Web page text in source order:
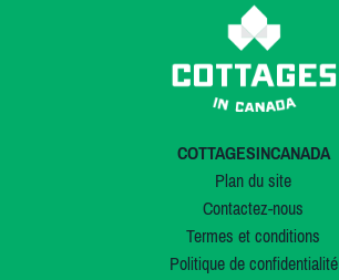
COTTAGESINCANADA
Plan du site
Contactez-nous
Termes et conditions
Politique de confidentialité